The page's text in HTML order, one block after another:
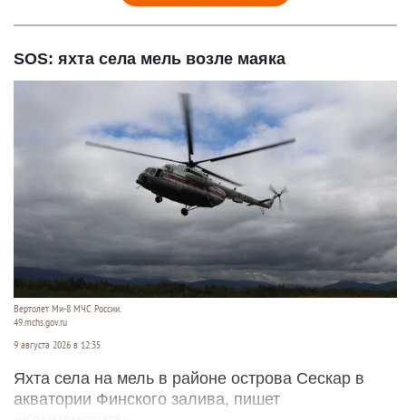
SOS: яхта села мель возле маяка
Вертолет Ми-8 МЧС России.
49.mchs.gov.ru
9 августа 2026 в 12:35
Яхта села на мель в районе острова Сескар в
акватории Финского залива, пишет